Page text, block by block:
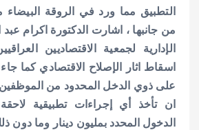
التطبيق مما ورد في الروقة
من جانبها ، اشارت الدكتورة اكرام عبد
الإدارية لجمعية الاقتصاديين
اسقاط اثار الإصلاح الاقتصادي كما
على ذوي الدخل المحدود من
ان تأخذ أي إجراءات تطبيقية
الدخول المحدد بمليون دينار وما